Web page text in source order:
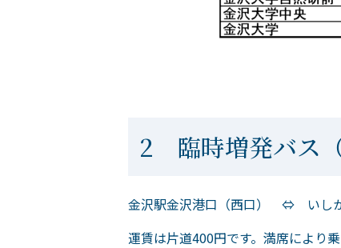
2 臨時増発バス（
金沢駅金沢港口（西口） ⇔ いし
運賃は片道400円です。満席により